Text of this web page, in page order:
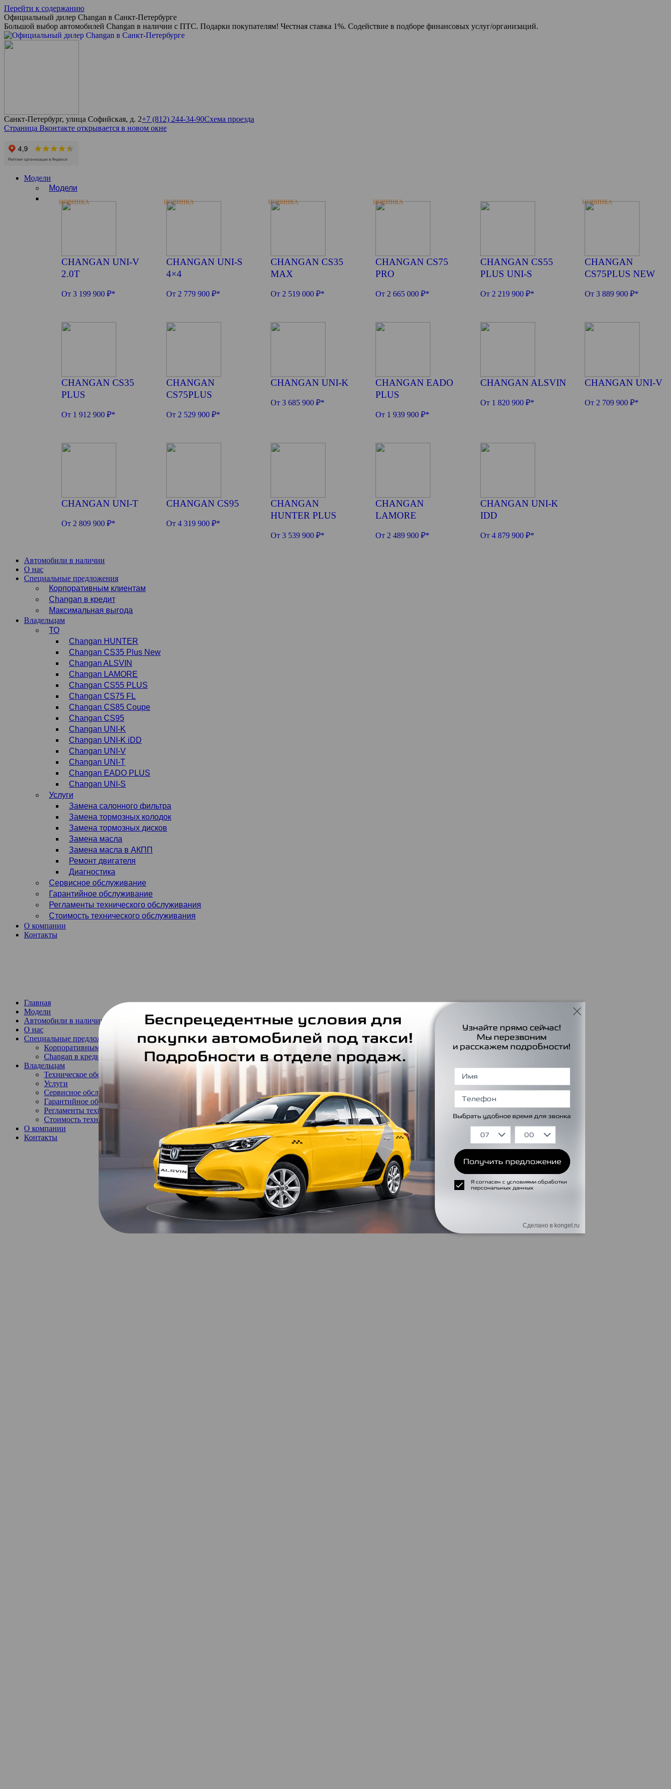
Перейти к содержанию
Официальный дилер Changan в Санкт-Петербурге
Большой выбор автомобилей Changan в наличии с ПТС. Подарки покупателям! Честная ставка 1%. Содействие в подборе финансовых услуг/организаций.
Санкт-Петербург, улица Софийская, д. 2+7 (812) 244-34-90Схема проезда
Страница Вконтакте открывается в новом окне
Модели
Модели
НОВИНКА
CHANGAN UNI-V
2.0T
От 3 199 900 ₽*
НОВИНКА
CHANGAN UNI-S
4×4
От 2 779 900 ₽*
НОВИНКА
CHANGAN CS35
MAX
От 2 519 000 ₽*
НОВИНКА
CHANGAN CS75
PRO
От 2 665 000 ₽*
CHANGAN CS55
PLUS UNI-S
От 2 219 900 ₽*
НОВИНКА
CHANGAN
CS75PLUS NEW
От 3 889 900 ₽*
CHANGAN CS35
PLUS
От 1 912 900 ₽*
CHANGAN
CS75PLUS
От 2 529 900 ₽*
CHANGAN UNI-K
От 3 685 900 ₽*
CHANGAN EADO
PLUS
От 1 939 900 ₽*
CHANGAN ALSVIN
От 1 820 900 ₽*
CHANGAN UNI-V
От 2 709 900 ₽*
CHANGAN UNI-T
От 2 809 900 ₽*
CHANGAN CS95
От 4 319 900 ₽*
CHANGAN
HUNTER PLUS
От 3 539 900 ₽*
CHANGAN
LAMORE
От 2 489 900 ₽*
CHANGAN UNI-K
IDD
От 4 879 900 ₽*
Автомобили в наличии
О нас
Специальные предложения
Корпоративным клиентам
Changan в кредит
Максимальная выгода
Владельцам
ТО
Changan HUNTER
Changan CS35 Plus New
Changan ALSVIN
Changan LAMORE
Changan CS55 PLUS
Changan CS75 FL
Changan CS85 Coupe
Changan CS95
Changan UNI-K
Changan UNI-K iDD
Changan UNI-V
Changan UNI-T
Changan EADO PLUS
Changan UNI-S
Услуги
Замена салонного фильтра
Замена тормозных колодок
Замена тормозных дисков
Замена масла
Замена масла в АКПП
Ремонт двигателя
Диагностика
Сервисное обслуживание
Гарантийное обслуживание
Регламенты технического обслуживания
Стоимость технического обслуживания
О компании
Контакты
Главная
Модели
Автомобили в наличии
О нас
Специальные предложения
Корпоративным клиентам
Changan в кредит
Владельцам
Техническое обслуживание
Услуги
Сервисное обслуживание
Гарантийное обслуживание
Регламенты технического обслуживания
Стоимость технического обслуживания
О компании
Контакты
CHANGAN CS55
БЕЗОПАСНЫЙ И НАДЁЖНЫЙ!